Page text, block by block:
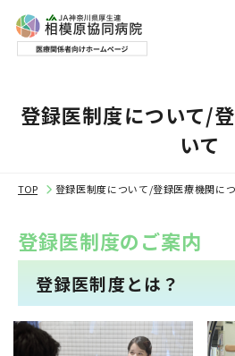
登録医制度について/
いて
TOP 登録医制度について/登録医療機関に
登録医制度のご案内
登録医制度とは？